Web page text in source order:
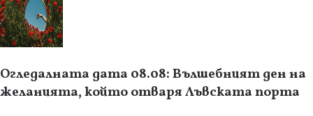
Огледалната дата 08.08: Вълшебният ден на
желанията, който отваря Лъвската порта